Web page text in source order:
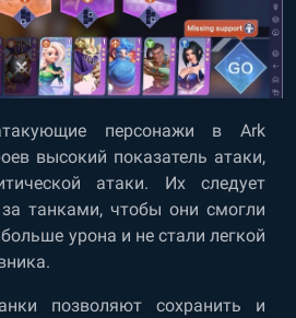
персонажи в Ark
высокий показатель атаки,
атаки. Их следует
за танками, чтобы они смогли
урона и не стали легкой
позволяют сохранить и